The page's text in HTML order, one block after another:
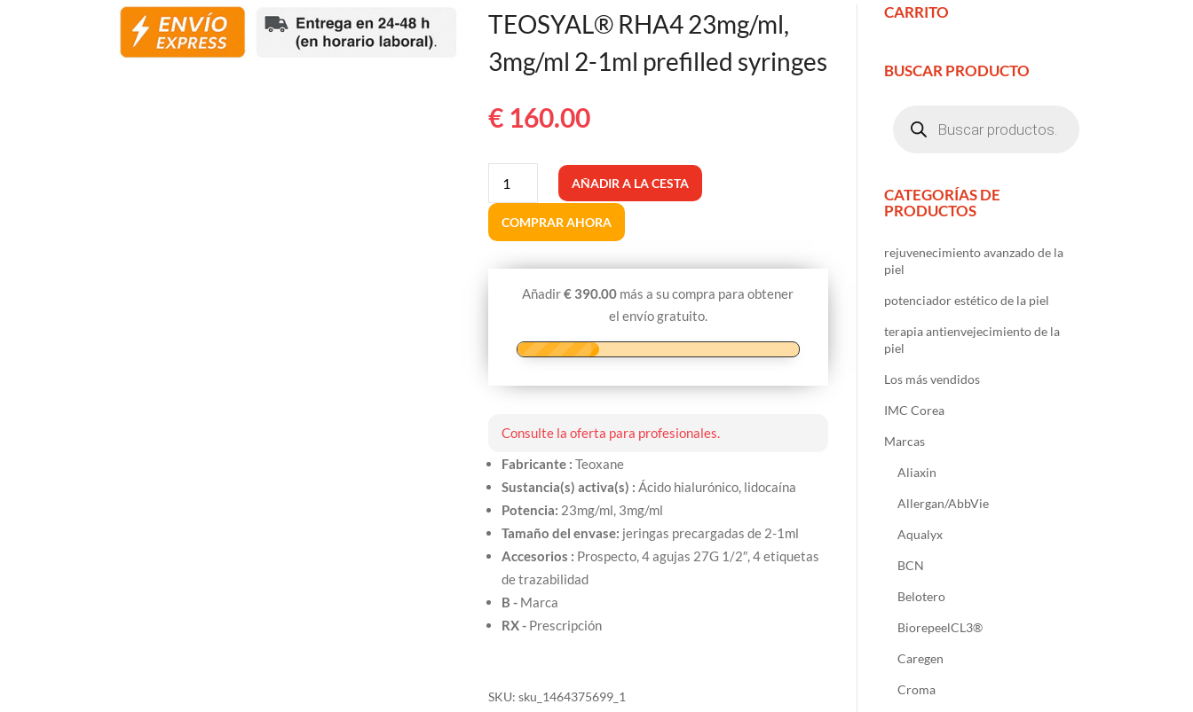
TEOSYAL® RHA4 23mg/ml,
3mg/ml 2-1ml prefilled syringes
€160.00
23mg/ml,
3mg/ml
cantidad
AÑADIR A LA CESTA
COMPRAR AHORA
Añadir€ 390.00 más a su compra para obtener
el envío gratuito.
Consulte la oferta para profesionales.
Fabricante : Teoxane
Sustancia(s) activa(s) : Ácido hialurónico, lidocaína
Potencia: 23mg/ml, 3mg/ml
Tamaño del envase: jeringas precargadas de 2-1ml
Accesorios : Prospecto, 4 agujas 27G 1/2″, 4 etiquetas
de trazabilidad
B -Marca
RX -Prescripción
SKU: sku_1464375699_1
CARRITO
BUSCAR PRODUCTO
productos
CATEGORÍAS DE
PRODUCTOS
rejuvenecimiento avanzado de la
piel
potenciador estético de la piel
terapia antienvejecimiento de la
piel
Los más vendidos
IMC Corea
Marcas
Aliaxin
Allergan/AbbVie
Aqualyx
BCN
Belotero
BiorepeelCL3®
Caregen
Croma